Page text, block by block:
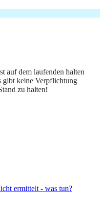
auf dem laufenden halten
gibt keine Verpflichtung
zu halten!
ermittelt - was tun?